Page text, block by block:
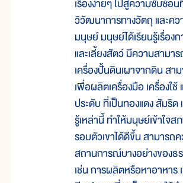
เรื่องง่ายๆ ไปสู่ความซับซ้อ
วิวัฒนาการทางวัตถุ และค
มนุษย์ มนุษย์ได้เรียนรู้เรื่อง
และเลี้ยงสัตว์ มีความสามา
เครื่องปั้นดินเผาจากดิน สา
เพื่อผลิตเครื่องมือ เครื่องใช้
ประดับ ที่เป็นทองแดง สัมริด
รู้เหล่านี้ ทำให้มนุษย์เข้าใจ
รอบตัวเขาได้ดีขึ้น สามารถ
สถานการณ์บางอย่างของธ
เช่น การผลิตหรือหาอาหาร